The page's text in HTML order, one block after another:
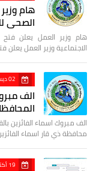
هام
الصحي
هام وزير العمل يعلن
الاجتماعية وزير العمل
02 ديسمبر 2020
الف
الف مبروك اسماء الفائزين
محافظة ذي قار اسماء
19 أكتوبر 2020